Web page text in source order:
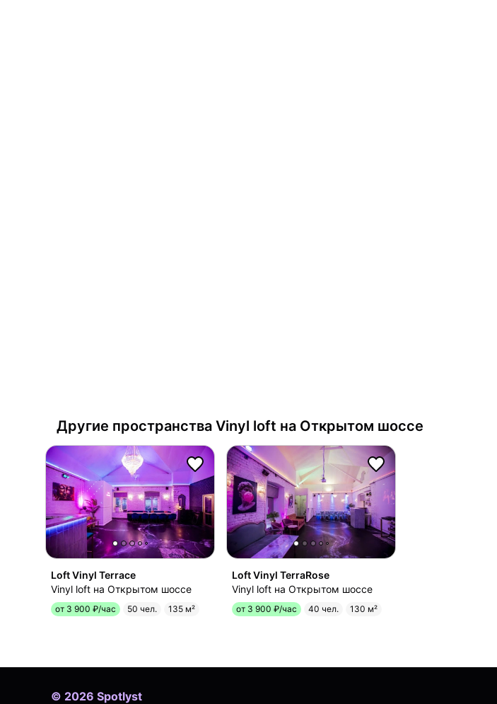
Другие пространства Vinyl loft на Открытом шоссе
Loft Vinyl Terrace
Vinyl loft на Открытом шоссе
от 3 900 ₽/час 50 чел. 135 м²
Loft Vinyl TerraRose
Vinyl loft на Открытом шоссе
от 3 900 ₽/час 40 чел. 130 м²
© 2026 Spotlyst